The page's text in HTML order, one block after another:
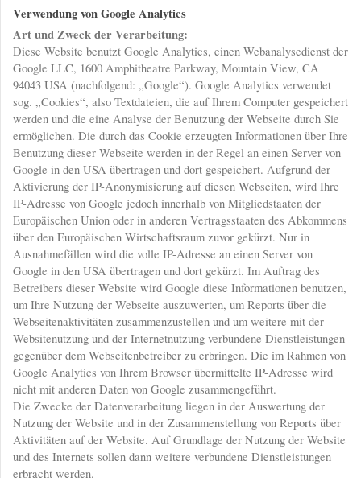
Verwendung von Google Analytics
Art und Zweck der Verarbeitung:
Diese Website benutzt Google Analytics, einen Webanalysedienst der
Google LLC, 1600 Amphitheatre Parkway, Mountain View, CA
94043 USA (nachfolgend: „Google“). Google Analytics verwendet
sog. „Cookies“, also Textdateien, die auf Ihrem Computer gespeichert
werden und die eine Analyse der Benutzung der Webseite durch Sie
ermöglichen. Die durch das Cookie erzeugten Informationen über Ihre
Benutzung dieser Webseite werden in der Regel an einen Server von
Google in den USA übertragen und dort gespeichert. Aufgrund der
Aktivierung der IP-Anonymisierung auf diesen Webseiten, wird Ihre
IP-Adresse von Google jedoch innerhalb von Mitgliedstaaten der
Europäischen Union oder in anderen Vertragsstaaten des Abkommens
über den Europäischen Wirtschaftsraum zuvor gekürzt. Nur in
Ausnahmefällen wird die volle IP-Adresse an einen Server von
Google in den USA übertragen und dort gekürzt. Im Auftrag des
Betreibers dieser Website wird Google diese Informationen benutzen,
um Ihre Nutzung der Webseite auszuwerten, um Reports über die
Webseitenaktivitäten zusammenzustellen und um weitere mit der
Websitenutzung und der Internetnutzung verbundene Dienstleistungen
gegenüber dem Webseitenbetreiber zu erbringen. Die im Rahmen von
Google Analytics von Ihrem Browser übermittelte IP-Adresse wird
nicht mit anderen Daten von Google zusammengeführt.
Die Zwecke der Datenverarbeitung liegen in der Auswertung der
Nutzung der Website und in der Zusammenstellung von Reports über
Aktivitäten auf der Website. Auf Grundlage der Nutzung der Website
und des Internets sollen dann weitere verbundene Dienstleistungen
erbracht werden.